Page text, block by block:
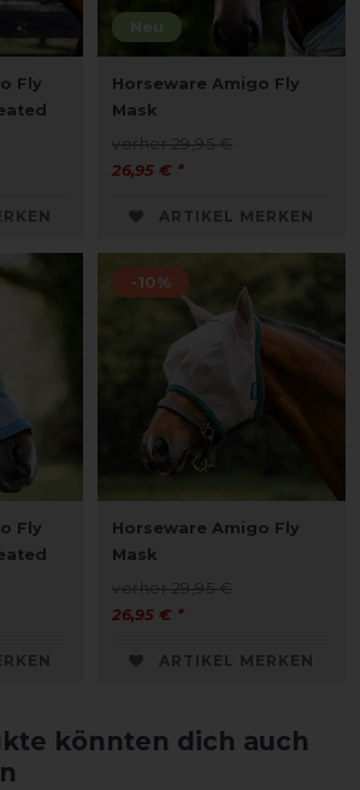
Fly
Neu
Horseware Amigo Fly
Mask
vorher 29,95 €
26,95 € *
ARTIKEL MERKEN
Fly
-10%
Horseware Amigo Fly
Mask
vorher 29,95 €
26,95 € *
ARTIKEL MERKEN
könnten dich auch